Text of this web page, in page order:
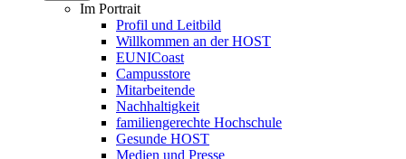
Im Portrait
Profil und Leitbild
Willkommen an der HOST
EUNICoast
Campusstore
Mitarbeitende
Nachhaltigkeit
familiengerechte Hochschule
Gesunde HOST
Medien und Presse